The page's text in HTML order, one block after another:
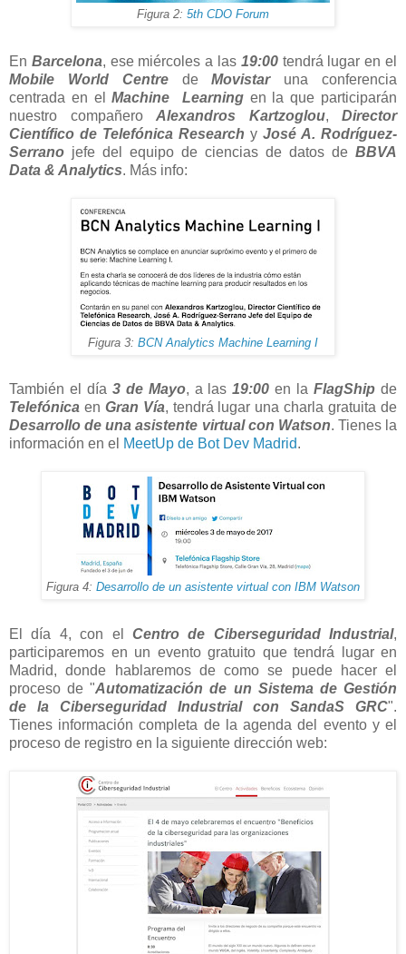
Figura 2: 5th CDO Forum
En Barcelona, ese miércoles a las 19:00tendrá lugar en el
Mobile World CentredeMovistaruna conferencia
centrada en elMachine Learningen la que participarán
nuestro compañero Alexandros Kartzoglou, Director
Científico de Telefónica Research y José A. Rodríguez-
Serrano jefe del equipo de ciencias de datos de BBVA
Data & Analytics. Más info:
Figura 3: BCN Analytics Machine Learning I
También el día 3 de Mayo, a las19:00 en laFlagShip de
Telefónica en Gran Vía, tendrá lugar una charla gratuita de
Desarrollo de una asistente virtual con Watson. Tienes la
información en el MeetUp de Bot Dev Madrid.
Figura 4: Desarrollo de un asistente virtual con IBM Watson
El día 4, con el Centro de Ciberseguridad Industrial,
participaremos en un evento gratuito que tendrá lugar en
Madrid, donde hablaremos de como se puede hacer el
proceso de "Automatización de un Sistema de Gestión
de la Ciberseguridad Industrial con SandaS GRC".
Tienes información completa de la agenda del evento y el
proceso de registro en la siguiente dirección web: